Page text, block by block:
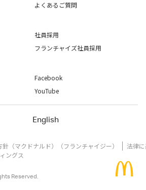
よくあるご質問
社員採用
フランチャイズ社員採用
Facebook
YouTube
English
（マクドナルド）（フランチャイジー）
法律
ングス
Reserved.